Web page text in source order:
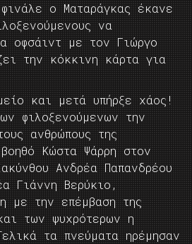
ο Ματαράγκας έκανε
να
οφσάιντ με τον Γιώργο
την κόκκινη κάρτα για
και μετά υπήρξε χάος!
φιλοξενούμενων την
ανθρώπους της
Κώστα Ψάρρη στον
Ανδρέα Παπανδρέου
Γιάννη Βερύκιο,
με την επέμβαση της
των ψυχρότερων η
τα πνεύματα ηρέμησαν